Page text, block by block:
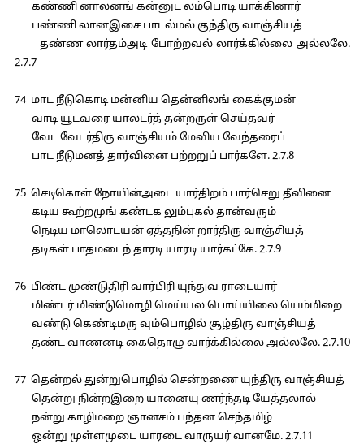
கண்ணி னாலனங் கன்னுட லம்பொடி யாக்கினார்
பண்ணி லானஇசை பாடல்மல் குந்திரு வாஞ்சியத்
தண்ண லார்தம்அடி போற்றவல் லார்க்கில்லை அல்லலே.
2.7.7
74 மாட நீடுகொடி மன்னிய தென்னிலங் கைக்குமன்
வாடி யூடவரை யாலடர்த் தன்றருள் செய்தவர்
வேட வேடர்திரு வாஞ்சியம் மேவிய வேந்தரைப்
பாட நீடுமனத் தார்வினை பற்றறுப் பார்களே. 2.7.8
75 செடிகொள் நோயின்அடை யார்திறம் பார்செறு தீவினை
கடிய கூற்றமுங் கண்டக லும்புகல் தான்வரும்
நெடிய மாலொடயன் ஏத்தநின் றார்திரு வாஞ்சியத்
தடிகள் பாதமடைந் தாரடி யாரடி யார்கட்கே. 2.7.9
76 பிண்ட முண்டுதிரி வார்பிரி யுந்துவ ராடையார்
மிண்டர் மிண்டுமொழி மெய்யல பொய்யிலை யெம்மிறை
வண்டு கெண்டிமரு வும்பொழில் சூழ்திரு வாஞ்சியத்
தண்ட வாணனடி கைதொழு வார்க்கில்லை அல்லலே. 2.7.10
77 தென்றல் துன்றுபொழில் சென்றணை யுந்திரு வாஞ்சியத்
தென்று நின்றஇறை யானையு ணர்ந்தடி யேத்தலால்
நன்று காழிமறை ஞானசம் பந்தன செந்தமிழ்
ஒன்று முள்ளமுடை யாரடை வாருயர் வானமே. 2.7.11